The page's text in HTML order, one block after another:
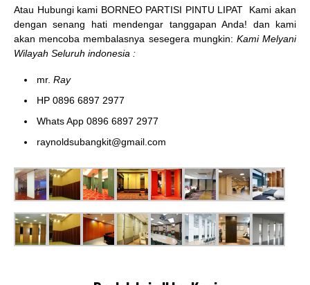
Atau Hubungi kami BORNEO PARTISI PINTU LIPAT
Kami akan
dengan senang hati mendengar tanggapan Anda! dan kami
akan mencoba membalasnya sesegera mungkin: Kami Melyani
Wilayah Seluruh indonesia :
mr. Ray
HP 0896 6897 2977
Whats App 0896 6897 2977
raynoldsubangkit@gmail.com